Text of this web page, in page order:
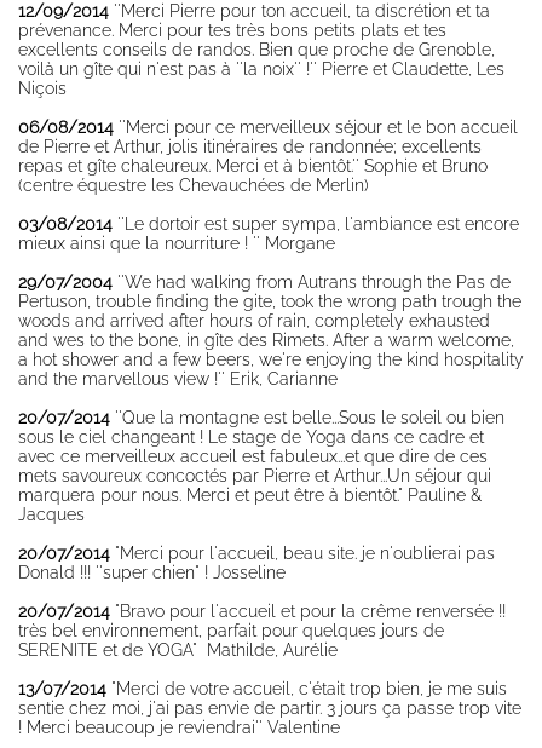
12/09/2014 ''Merci Pierre pour ton accueil, ta discrétion et ta
prévenance. Merci pour tes très bons petits plats et tes
excellents conseils de randos. Bien que proche de Grenoble,
voilà un gîte qui n'est pas à ''la noix'' !'' Pierre et Claudette, Les
Niçois
06/08/2014 ''Merci pour ce merveilleux séjour et le bon accueil
de Pierre et Arthur, jolis itinéraires de randonnée; excellents
repas et gîte chaleureux. Merci et à bientôt.'' Sophie et Bruno
(centre équestre les Chevauchées de Merlin)
03/08/2014 ''Le dortoir est super sympa, l'ambiance est encore
mieux ainsi que la nourriture ! '' Morgane
29/07/2004 ''We had walking from Autrans through the Pas de
Pertuson, trouble finding the gite, took the wrong path trough the
woods and arrived after hours of rain, completely exhausted
and wes to the bone, in gîte des Rimets. After a warm welcome,
a hot shower and a few beers, we're enjoying the kind hospitality
and the marvellous view !'' Erik, Carianne
20/07/2014 ''Que la montagne est belle...Sous le soleil ou bien
sous le ciel changeant ! Le stage de Yoga dans ce cadre et
avec ce merveilleux accueil est fabuleux...et que dire de ces
mets savoureux concoctés par Pierre et Arthur...Un séjour qui
marquera pour nous. Merci et peut être à bientôt." Pauline &
Jacques
20/07/2014 "Merci pour l'accueil, beau site. je n'oublierai pas
Donald !!! ''super chien" ! Josseline
20/07/2014 "Bravo pour l'accueil et pour la crême renversée !!
très bel environnement, parfait pour quelques jours de
SERENITE et de YOGA" Mathilde, Aurélie
13/07/2014 "Merci de votre accueil, c'était trop bien, je me suis
sentie chez moi, j'ai pas envie de partir. 3 jours ça passe trop vite
! Merci beaucoup je reviendrai'' Valentine